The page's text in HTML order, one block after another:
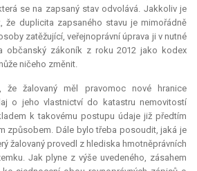
se na zapsaný stav odvolává. Jakkoliv je
že duplicita zapsaného stavu je mimořádně
zatěžující, veřejnoprávní úprava ji v nutné
občanský zákoník z roku 2012 jako kodex
ničeho změnit.
že žalovaný měl pravomoc nové hranice
o jeho vlastnictví do katastru nemovitostí
k takovému postupu údaje již předtím
způsobem. Dále bylo třeba posoudit, jaká je
žalovaný provedl z hlediska hmotněprávních
Jak plyne z výše uvedeného, zásahem